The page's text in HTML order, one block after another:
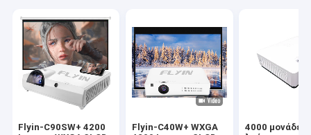
Flyin-C90SW+ 4200
Flyin-C40W+ WXGA
4000 μονάδες